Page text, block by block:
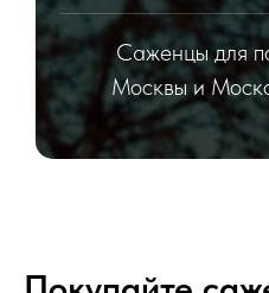
Саженцы для
Москвы и